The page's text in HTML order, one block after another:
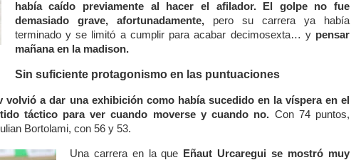
había caído previamente al hacer el afilador. El golpe no fue
demasiado grave, afortunadamente,pero su carrera ya había
terminado y se limitó a cumplir para acabar decimosexta… y pensar
mañana en la madison.
Sin suficiente protagonismo en las puntuaciones
volvió a dar una exhibición como había sucedido en la víspera en el
táctico para ver cuando moverse y cuando no. Con 74 puntos,
Bortolami, con 56 y 53.
Una carrera en la que
Eñaut Urcaregui se mostró muy